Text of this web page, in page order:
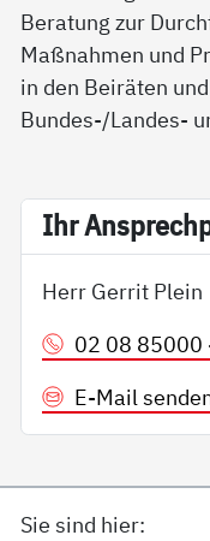
Beratung zur
Maßnahmen und
in den Beiräten
Bundes-/Landes-
Ihr
Herr Gerrit Plein
02 08 85000
E-Mail
Sie sind hier: